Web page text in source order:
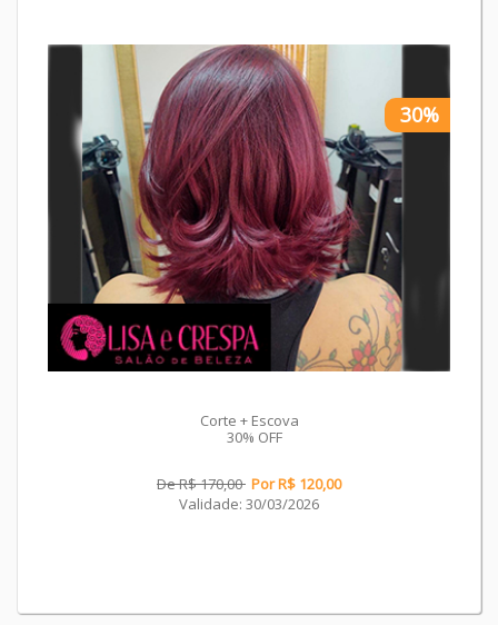
30%
Corte + Escova
30% OFF
De R$ 170,00 Por R$ 120,00
Validade: 30/03/2026